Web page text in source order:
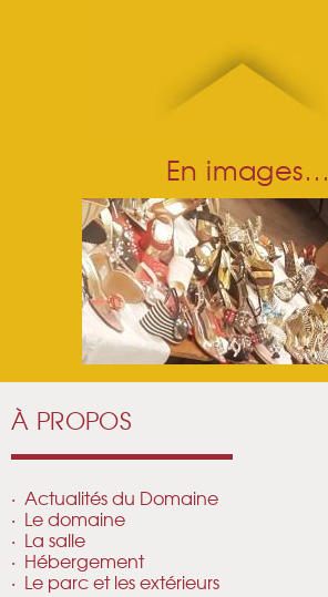
En images…
À PROPOS
Actualités du Domaine
Le domaine
La salle
Hébergement
Le parc et les extérieurs